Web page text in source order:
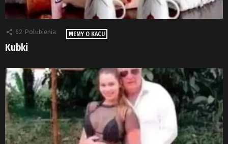
62 Polubienia MEMY O KACU
Kubki